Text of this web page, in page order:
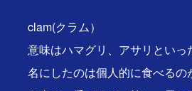
clam(クラム）
意味はハマグリ、アサリとい
名にしたのは個人的に食べるの